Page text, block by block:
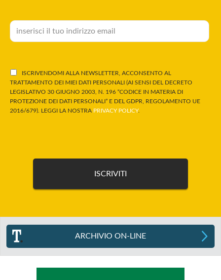
ISCRIVENDOMI ALLA NEWSLETTER, ACCONSENTO AL
TRATTAMENTO DEI MIEI DATI PERSONALI (AI SENSI DEL DECRETO
LEGISLATIVO 30 GIUGNO 2003, N. 196 “CODICE IN MATERIA DI
PROTEZIONE DEI DATI PERSONALI” E DEL GDPR, REGOLAMENTO UE
2016/679). LEGGI LA NOSTRA PRIVACY POLICY.
ARCHIVIO ON-LINE